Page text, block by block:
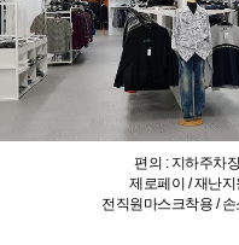
편의 : 지하주차
제로페이 / 재난
전직원마스크착용 /